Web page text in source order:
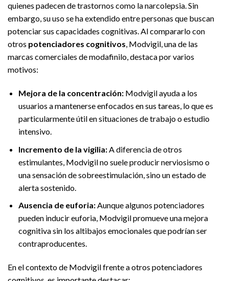
quienes padecen de trastornos como la narcolepsia. Sin
embargo, su uso se ha extendido entre personas que buscan
potenciar sus capacidades cognitivas. Al compararlo con
otros potenciadores cognitivos, Modvigil, una de las
marcas comerciales de modafinilo, destaca por varios
motivos:
Mejora de la concentración:Modvigil ayuda a los
usuarios a mantenerse enfocados en sus tareas, lo que es
particularmente útil en situaciones de trabajo o estudio
intensivo.
Incremento de la vigilia:A diferencia de otros
estimulantes, Modvigil no suele producir nerviosismo o
una sensación de sobreestimulación, sino un estado de
alerta sostenido.
Ausencia de euforia:Aunque algunos potenciadores
pueden inducir euforia, Modvigil promueve una mejora
cognitiva sin los altibajos emocionales que podrían ser
contraproducentes.
En el contexto de Modvigil frente a otros potenciadores